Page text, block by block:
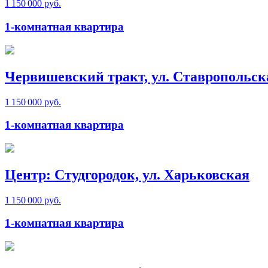
1 150 000 руб.
1-комнатная квартира
Червишевский тракт, ул.
1 150 000 руб.
1-комнатная квартира
Центр: Студгородок, ул. Харьковская
1 150 000 руб.
1-комнатная квартира